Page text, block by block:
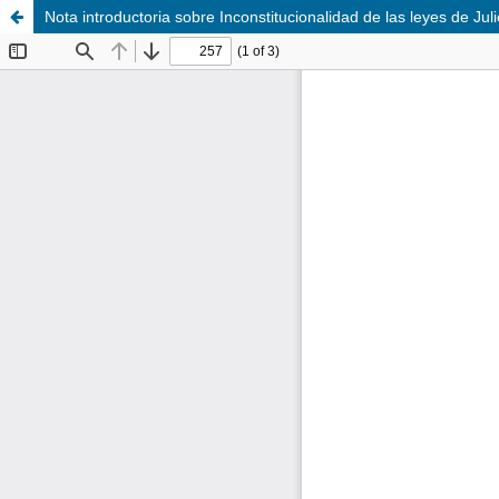
Nota introductoria sobre Inconstitucionalidad de las leyes de